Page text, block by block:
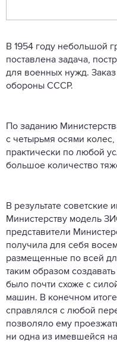
В 1954 году небольшой
поставлена задача,
для военных нужд.
обороны СССР.
По заданию
с четырьмя осями
практически по любой
большое количество
В результате советские
Министерству модель
представители
получила для себя
размещенные по всей
таким образом
было почти схоже с
машин. В конечном
справлялся с любой
позволяло ему
ни одна из имевшейся